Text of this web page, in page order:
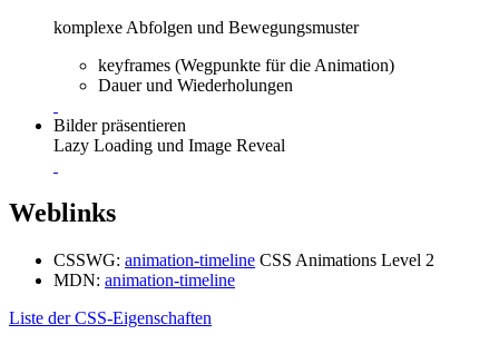
komplexe Abfolgen und Bewegungsmuster
keyframes (Wegpunkte für die Animation)
Dauer und Wiederholungen
Bilder präsentieren
Lazy Loading und Image Reveal
Weblinks
CSSWG: animation-timeline CSS Animations Level 2
MDN: animation-timeline
Liste der CSS-Eigenschaften